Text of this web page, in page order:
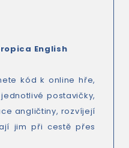
English
kód k online hře,
postavičky,
angličtiny, rozvíjejí
jim při cestě přes